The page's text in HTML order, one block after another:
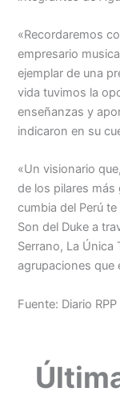
«Recordaremos
empresario
ejemplar de una
vida tuvimos la
enseñanzas y
indicaron en su
«Un visionario
de los pilares más
cumbia del Perú
Son del Duke a
Serrano, La Única
agrupaciones que
Fuente: Diario RPP